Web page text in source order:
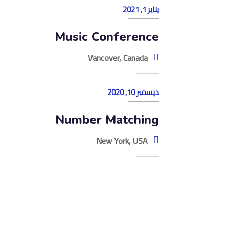
يناير 1, 2021
Music Conference
Vancover, Canada
ديسمبر 10, 2020
Number Matching
New York, USA